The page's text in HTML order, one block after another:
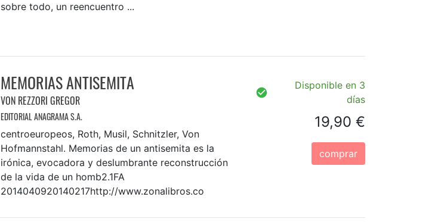
sobre todo, un reencuentro ...
MEMORIAS ANTISEMITA
VON REZZORI GREGOR
EDITORIAL ANAGRAMA S.A.
centroeuropeos, Roth, Musil, Schnitzler, Von
Hofmannstahl. Memorias de un antisemita es la
irónica, evocadora y deslumbrante reconstrucción
de la vida de un homb2.1FA
2014040920140217http://www.zonalibros.co
Disponible en 3
días
19,90 €
comprar